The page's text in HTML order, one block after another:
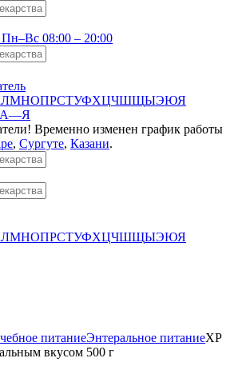
Пн–Вс 08:00 – 20:00
ЛМНОПРСТУФХЦЧШЩЫЭЮЯ
А—Я
Временно изменен график работы
, Сургуте, Казани.
ЛМНОПРСТУФХЦЧШЩЫЭЮЯ
питаниеЭнтеральное питаниеХР
вкусом 500 г